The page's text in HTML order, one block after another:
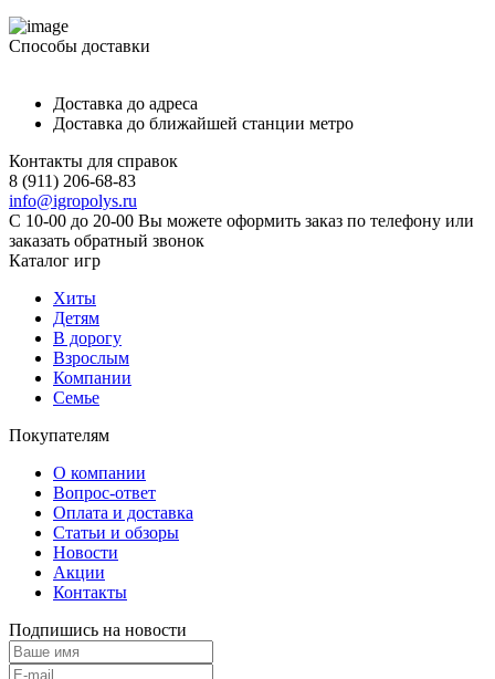
Способы доставки
Доставка до адреса
Доставка до ближайшей станции метро
Контакты для справок
8 (911) 206-68-83
info@igropolys.ru
С 10-00 до 20-00 Вы можете оформить заказ по телефону или
заказать обратный звонок
Каталог игр
Хиты
Детям
В дорогу
Взрослым
Компании
Семье
Покупателям
О компании
Вопрос-ответ
Оплата и доставка
Статьи и обзоры
Новости
Акции
Контакты
Подпишись на новости